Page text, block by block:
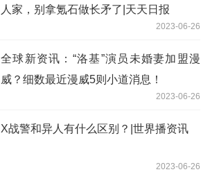
人家，别拿氪石做长矛了|天天日报
2023-06-26
全球新资讯：“洛基”演员未婚妻加盟漫
威？细数最近漫威5则小道消息！
2023-06-26
X战警和异人有什么区别？|世界播资讯
2023-06-26